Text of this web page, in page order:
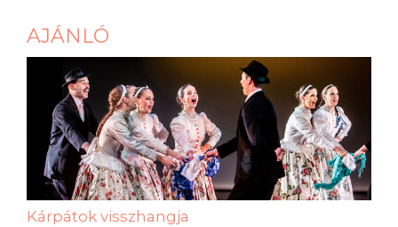
AJÁNLÓ
Kárpátok visszhangja